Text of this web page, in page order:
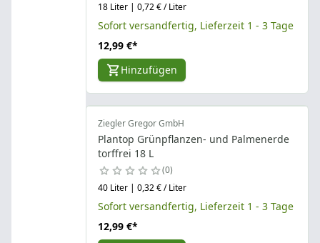
18 Liter | 0,72 € / Liter
Sofort versandfertig, Lieferzeit 1 - 3 Tage
12,99 €*
Hinzufügen
Ziegler Gregor GmbH
Plantop Grünpflanzen- und Palmenerde
torffrei 18 L
0
40 Liter | 0,32 € / Liter
Sofort versandfertig, Lieferzeit 1 - 3 Tage
12,99 €*